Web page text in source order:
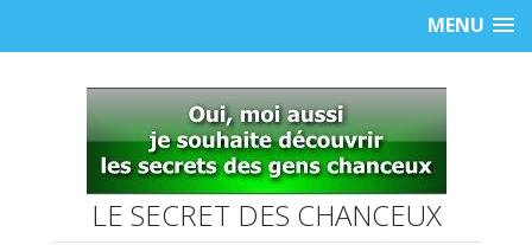
MENU
LE SECRET DES CHANCEUX